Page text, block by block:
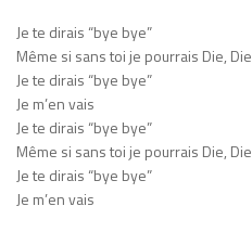
Je te dirais “bye bye”
Même si sans toi je pourrais Die, Die
Je te dirais “bye bye”
Je m’en vais
Je te dirais “bye bye”
Même si sans toi je pourrais Die, Die
Je te dirais “bye bye”
Je m’en vais